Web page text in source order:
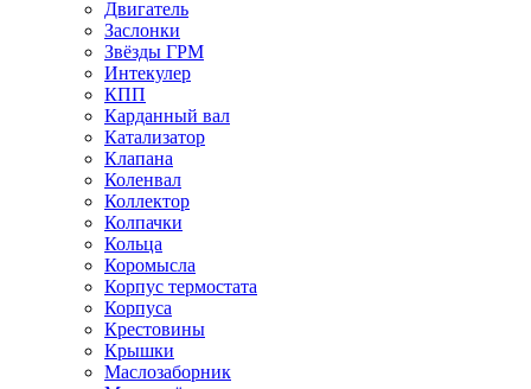
Двигатель
Заслонки
Звёзды ГРМ
Интекулер
КПП
Карданный вал
Катализатор
Клапана
Коленвал
Коллектор
Колпачки
Кольца
Коромысла
Корпус термостата
Корпуса
Крестовины
Крышки
Маслозаборник